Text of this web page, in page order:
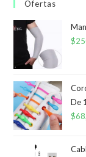
Ofertas
$
De
$